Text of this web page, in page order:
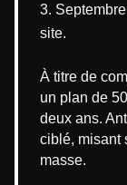
site.
À titre de
un plan de
deux ans.
ciblé, misant
masse.